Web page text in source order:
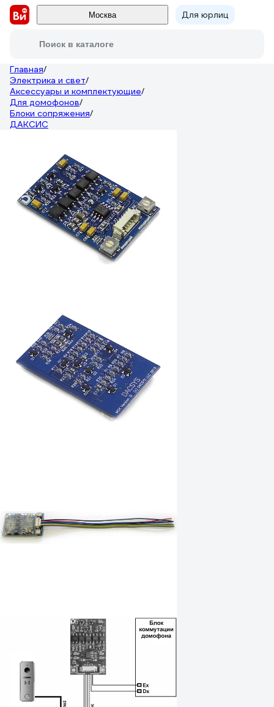
Москва Для юрлиц
Поиск в каталоге
Главная/
Электрика и свет/
Аксессуары и комплектующие/
Для домофонов/
Блоки сопряжения/
ДАКСИС